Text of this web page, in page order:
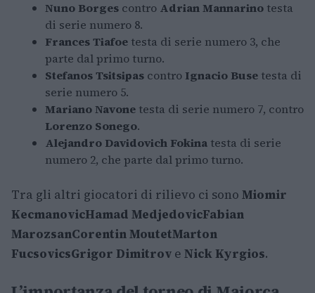
Nuno Borges contro Adrian Mannarino testa
di serie numero 8.
Frances Tiafoe testa di serie numero 3, che
parte dal primo turno.
Stefanos Tsitsipas contro Ignacio Buse testa di
serie numero 5.
Mariano Navone testa di serie numero 7, contro
Lorenzo Sonego.
Alejandro Davidovich Fokina testa di serie
numero 2, che parte dal primo turno.
Tra gli altri giocatori di rilievo ci sono Miomir
KecmanovicHamad MedjedovicFabian
MarozsanCorentin MoutetMarton
FucsovicsGrigor Dimitrov e Nick Kyrgios.